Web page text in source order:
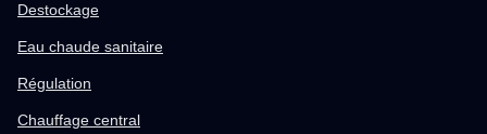
Destockage
Eau chaude sanitaire
Régulation
Chauffage central